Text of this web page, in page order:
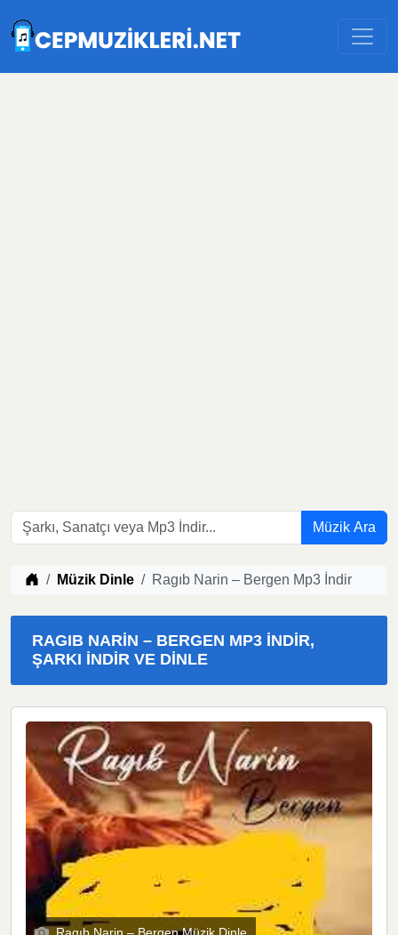
Müzik Ara
Müzik indir
Müzik Dinle Ragıb Narin – Bergen Mp3 İndir
RAGIB NARIN – BERGEN MP3 İNDIR,
ŞARKI İNDIR VE DINLE
Ragıb Narin – Bergen Müzik Dinle